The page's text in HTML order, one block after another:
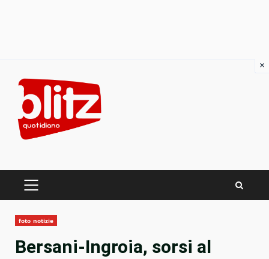
content
PRIMARY
foto notizie
Bersani-Ingroia, sorsi al
×